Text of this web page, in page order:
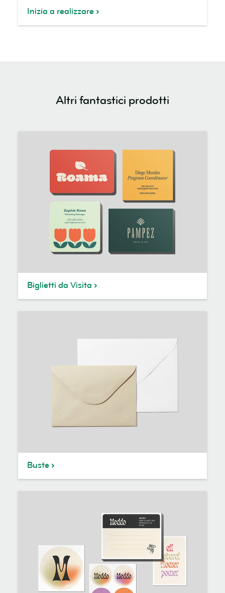
Inizia a realizzare
Altri fantastici prodotti
Biglietti da Visita
Buste